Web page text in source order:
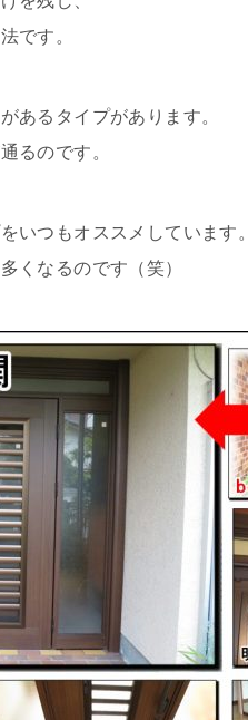
です。
あるタイプがあります。
るのです。
いつもオススメしています。
くなるのです（笑）